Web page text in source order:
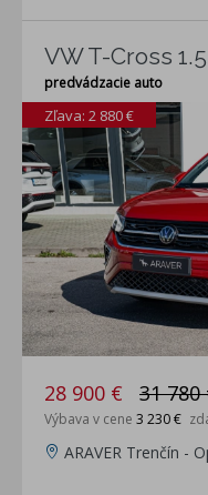
VW T-Cross
predvádzacie auto
Zľava: 2 880 €
28 900 € 31 780
Výbava v cene 3 230 €
ARAVER Trenčín -